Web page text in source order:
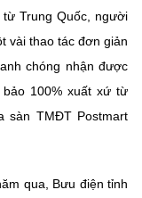
Trung Quốc, người
vài thao tác đơn giản
chóng nhận được
100% xuất xứ từ
sàn TMĐT Postmart
qua, Bưu điện tỉnh